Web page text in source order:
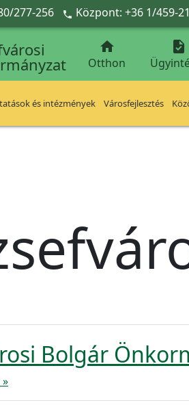
277-256  Központ: +36 1/459-

Otthon

és intézmények Városfejlesztés
Bolgár